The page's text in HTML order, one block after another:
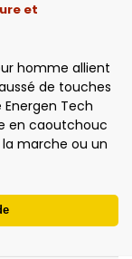
et
homme allient
de touches
Tech
en caoutchouc
la marche ou un